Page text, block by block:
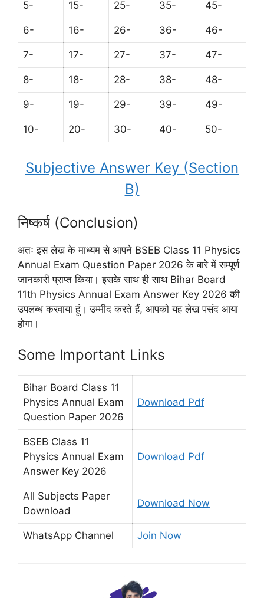
5- 15- 25- 35- 45-
6- 16- 26- 36- 46-
7- 17- 27- 37- 47-
8- 18- 28- 38- 48-
9- 19- 29- 39- 49-
10- 20- 30- 40- 50-
Subjective Answer Key (Section
B)
निष्कर्ष (Conclusion)
अतः इस लेख के माध्यम से आपने BSEB Class 11 Physics
Annual Exam Question Paper 2026 के बारे में सम्पूर्ण
जानकारी प्राप्त किया। इसके साथ ही साथ Bihar Board
11th Physics Annual Exam Answer Key 2026 की
उपलब्ध करवाया हूं। उम्मीद करते हैं, आपको यह लेख पसंद आया
होगा।
Some Important Links
Bihar Board Class 11
Physics Annual Exam
Question Paper 2026
Download Pdf
BSEB Class 11
Physics Annual Exam
Answer Key 2026
Download Pdf
All Subjects Paper
Download
Download Now
WhatsApp Channel Join Now